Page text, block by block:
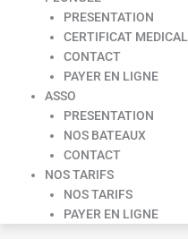
PRESENTATION
CERTIFICAT MEDICAL
CONTACT
PAYER EN LIGNE
ASSO
PRESENTATION
NOS BATEAUX
CONTACT
NOS TARIFS
NOS TARIFS
PAYER EN LIGNE